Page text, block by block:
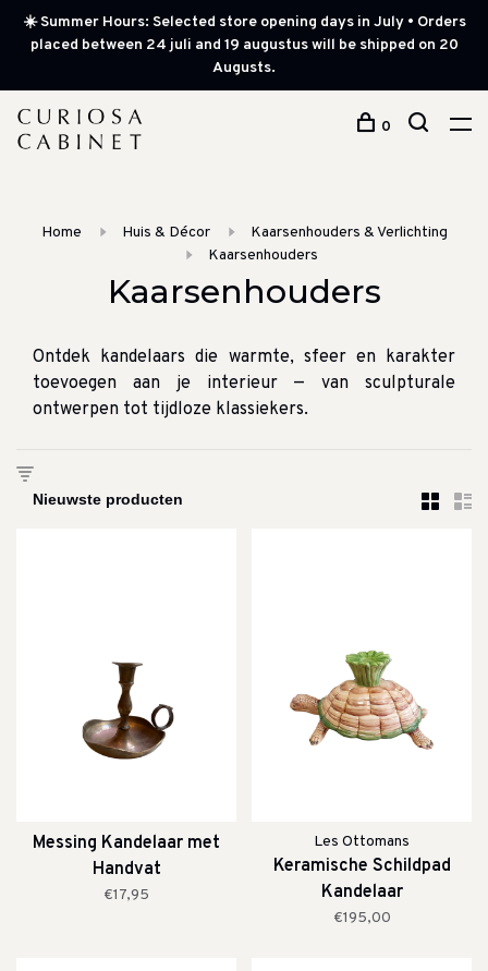
☀️ Summer Hours: Selected store opening days in July • Orders
placed between 24 juli and 19 augustus will be shipped on 20
Augusts.
0
Home Huis & Décor
Kaarsenhouders & Verlichting
Kaarsenhouders
Kaarsenhouders
Ontdek kandelaars die warmte, sfeer en karakter
toevoegen aan je interieur — van sculpturale
ontwerpen tot tijdloze klassiekers.
Messing Kandelaar met
Handvat
€17,95
Les Ottomans
Keramische Schildpad
Kandelaar
€195,00